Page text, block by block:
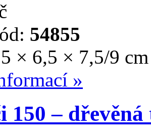
54855
× 6,5 × 7,5/9 cm
»
150 –